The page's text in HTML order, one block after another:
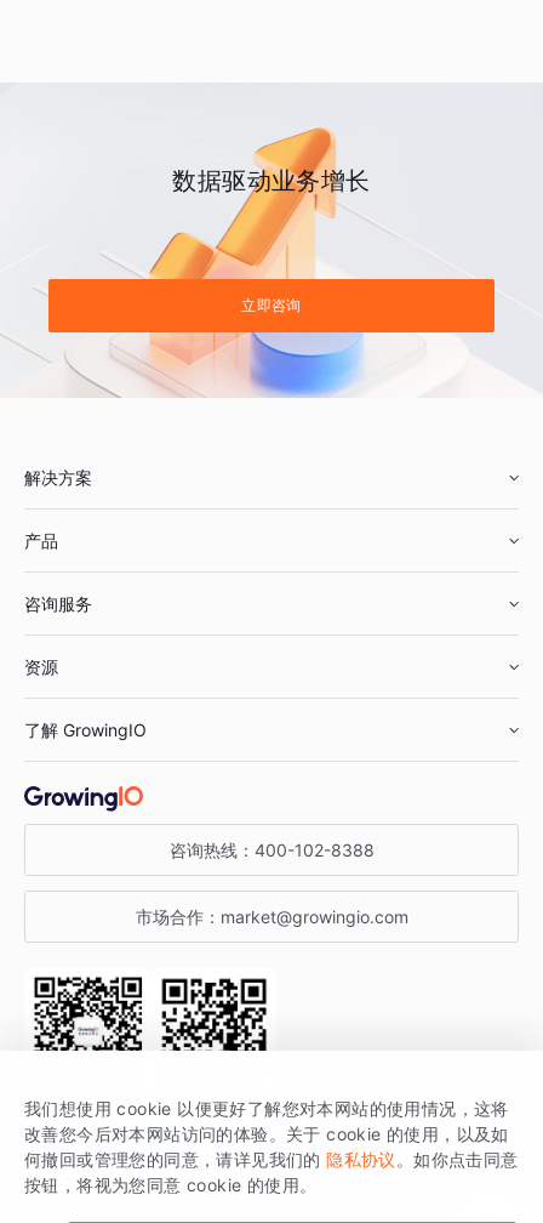
数据驱动业务增长
立即咨询
解决方案
鞋服行业
汽车行业
金融行业
产品
智能运营
获客分析
咨询服务
资源
增长公开课
增长博客
开发者文档
SDK 文档
场景指南
了解 GrowingIO
关于 GrowingIO
增长大会
行业活动
咨询热线： 400-102-8388
市场合作： market@growingio.com
关注公众号 获取更多干货
GrowingIO 是专注于数据智能分析与增长的品牌，核心平台为 GrowingIO
分析云。
我们想使用 cookie 以便更好了解您对本网站的使用情况，这将
改善您今后对本网站访问的体验。关于 cookie 的使用，以及如
何撤回或管理您的同意，请详见我们的 隐私协议 。如你点击同意
按钮，将视为您同意 cookie 的使用。